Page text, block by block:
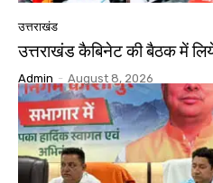
उत्तराखंड
उत्तराखंड कैबिनेट की बैठक में लिये
Admin - August 8, 2026